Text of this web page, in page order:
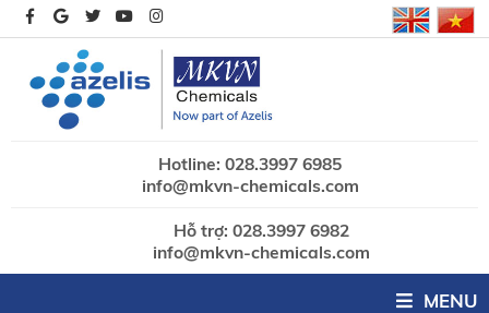
Hotline: 028.3997 6985
info@mkvn-chemicals.com
Hỗ trợ: 028.3997 6982
info@mkvn-chemicals.com
MENU